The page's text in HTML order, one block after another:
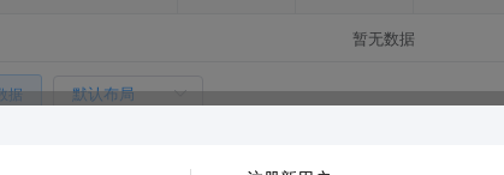
暂无数据
据